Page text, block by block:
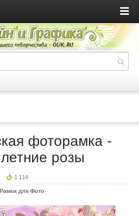
фоторамка -
розы
1 114
Рамки для Фото